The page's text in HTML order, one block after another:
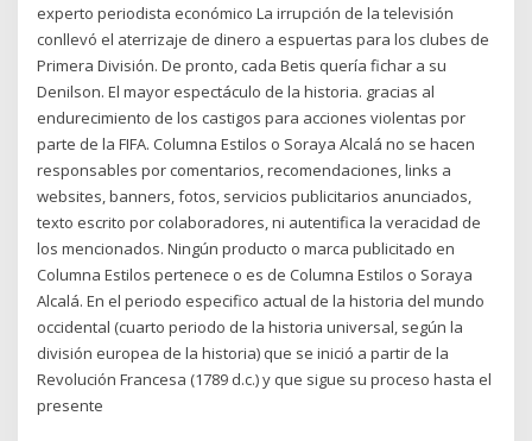
experto periodista económico La irrupción de la televisión
conllevó el aterrizaje de dinero a espuertas para los clubes de
Primera División. De pronto, cada Betis quería fichar a su
Denilson. El mayor espectáculo de la historia. gracias al
endurecimiento de los castigos para acciones violentas por
parte de la FIFA. Columna Estilos o Soraya Alcalá no se hacen
responsables por comentarios, recomendaciones, links a
websites, banners, fotos, servicios publicitarios anunciados,
texto escrito por colaboradores, ni autentifica la veracidad de
los mencionados. Ningún producto o marca publicitado en
Columna Estilos pertenece o es de Columna Estilos o Soraya
Alcalá. En el periodo especifico actual de la historia del mundo
occidental (cuarto periodo de la historia universal, según la
división europea de la historia) que se inició a partir de la
Revolución Francesa (1789 d.c.) y que sigue su proceso hasta el
presente